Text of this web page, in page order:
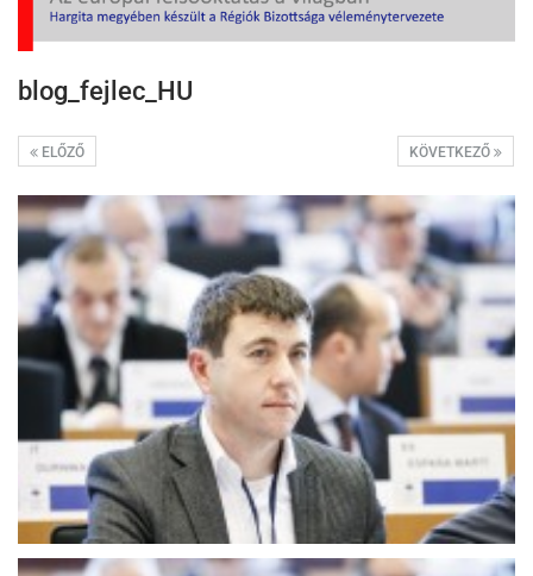
blog_fejlec_HU
KÖVETKEZŐ
ELŐZŐ